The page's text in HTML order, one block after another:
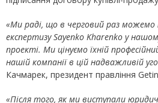
«Ми раді, що в черговий раз можемо
експертизу Sayenko Kharenko у
проекті. Ми цінуємо їхній
нашій компанії в цій надважливій
Качмарек, президент правління
«Після того, як ми виступали